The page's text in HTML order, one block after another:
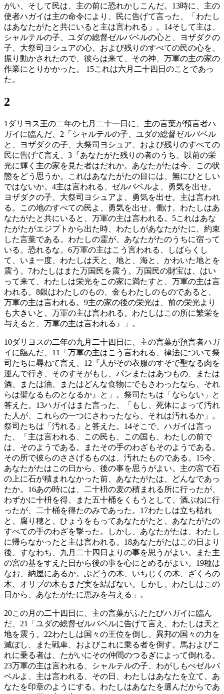
がい、そして民は、主の前に恐れかしこんだ。 13時に、主の
使者ハガイは主の命令により、民に告げて言った、「わたし
はあなたがたと共にいると主は言われる」。 14そして主は、
シャルテルの子、ユダの総督ゼルバベルの心と、ヨザダクの
子、大祭司ヨシュアの心、および残りのすべての民の心を、
振り動かされたので、彼らは来て、その神、万軍の主の家の
作業にとりかかった。 15これは六月二十四日のことであっ
た。
2
1 ダリヨス王の二年の七月二十一日に、主の言葉が預言者ハ
ガイに臨んだ、 2 「シャルテルの子、ユダの総督ゼルバベル
と、ヨザダクの子、大祭司ヨシュア、および残りのすべての
民に告げて言え、 3 『あなたがた残りの者のうち、以前の栄
光に輝く主の家を見た者はだれか。あなたがたは今、この状
態をどう思うか。これはあなたがたの目には、無にひとしい
ではないか。 4主は言われる、ゼルバベルよ、勇気を出せ。
ヨザダクの子、大祭司ヨシュアよ、勇気を出せ。主は言われ
る。この地のすべての民よ、勇気を出せ。働け。わたしはあ
なたがたと共にいると、万軍の主は言われる。 5これはあな
たがたがエジプトから出た時、わたしがあなたがたに、約束
した言葉である。わたしの霊が、あなたがたのうちに宿って
いる。恐れるな。 6万軍の主はこう言われる、しばらくし
て、いま一度、わたしは天と、地と、海と、かわいた地とを
震う。 7わたしはまた万国民を震う。万国民の財宝は、はい
って来て、わたしは栄光をこの家に満たすと、万軍の主は言
われる。 8銀はわたしのもの、金もわたしのものであると、
万軍の主は言われる。 9主の家の後の栄光は、前の栄光より
も大きいと、万軍の主は言われる。わたしはこの所に繁栄を
与えると、万軍の主は言われる』」。
10ダリヨスの二年の九月二十四日に、主の言葉が預言者ハガ
イに臨んだ、 11
「万軍の主はこう言われる、律法について祭
司たちに尋ねて言え、 12 『人がその衣服のすそで聖なる肉を
運んで行き、そのすそがもし、パンまたはあつもの、または
酒、または油、またはどんな食物にでもさわったなら、それ
らは聖なるものとなるか』と」。祭司たちは「ならない」と
答えた。 13ハガイはまた言った、「もし、死体によって汚れ
た人が、これらの一つにさわったなら、それは汚れるか」。
祭司たちは「汚れる」と答えた。 14そこで、ハガイは言っ
た、「主は言われる、この民も、この国も、わたしの前で
は、そのようである。またその手のわざもそのようである。
その所で彼らのささげるものは、汚れたものである。 15今、
あなたがたはこの日から、後の事を思うがよい。主の宮で石
の上に石が積まれなかった前、あなたがたは、どんなであっ
たか。 16あの時には、二十枡の麦の積まれる所に行ったが、
わずかに十枡を得、また五十桶をくもうとして、酒ぶねに行
ったが、二十桶を得たのみであった。 17わたしは立ち枯れ
と、腐り穂と、ひょうをもってあなたがたと、あなたがたの
すべての手のわざを撃った。しかし、あなたがたは、わたし
に帰らなかったと主は言われる。 18あなたがたはこの日より
後、すなわち、九月二十四日よりの事を思うがよい。また主
の宮の基をすえた日から後の事を心にとめるがよい。 19種は
なお、納屋にあるか。ぶどうの木、いちじくの木、ざくろの
木、オリブの木もまだ実を結ばない。しかし、わたしはこの
日から、あなたがたに恵みを与える」。
20この月の二十四日に、主の言葉がふたたびハガイに臨ん
だ、 21
「ユダの総督ゼルバベルに告げて言え、わたしは天と
地を震う。 22わたしは国々の王位を倒し、異邦の国々の力を
滅ぼし、また戦車、およびこれに乗る者を倒す。馬およびこ
れに乗る者は、たがいにその仲間のつるぎによって倒れる。
23万軍の主は言われる、シャルテルの子、わがしもべゼルバ
ベルよ、主は言われる、その日、わたしはあなたを立て、あ
なたを印章のようにする。わたしはあなたを選んだからであ